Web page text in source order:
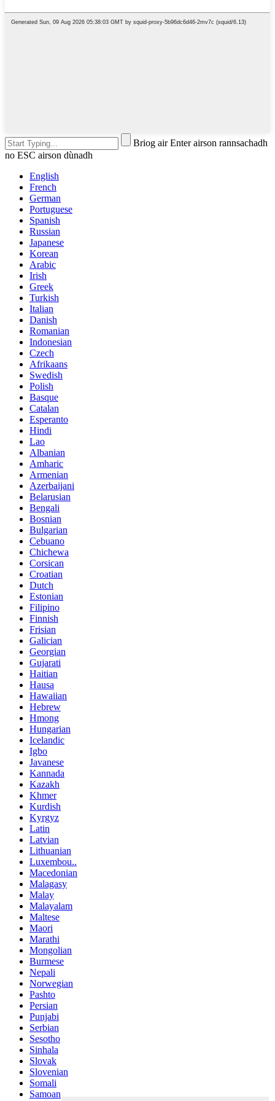
Briog air Enter airson rannsachadh
no ESC airson dùnadh
English
French
German
Portuguese
Spanish
Russian
Japanese
Korean
Arabic
Irish
Greek
Turkish
Italian
Danish
Romanian
Indonesian
Czech
Afrikaans
Swedish
Polish
Basque
Catalan
Esperanto
Hindi
Lao
Albanian
Amharic
Armenian
Azerbaijani
Belarusian
Bengali
Bosnian
Bulgarian
Cebuano
Chichewa
Corsican
Croatian
Dutch
Estonian
Filipino
Finnish
Frisian
Galician
Georgian
Gujarati
Haitian
Hausa
Hawaiian
Hebrew
Hmong
Hungarian
Icelandic
Igbo
Javanese
Kannada
Kazakh
Khmer
Kurdish
Kyrgyz
Latin
Latvian
Lithuanian
Luxembou..
Macedonian
Malagasy
Malay
Malayalam
Maltese
Maori
Marathi
Mongolian
Burmese
Nepali
Norwegian
Pashto
Persian
Punjabi
Serbian
Sesotho
Sinhala
Slovak
Slovenian
Somali
Samoan